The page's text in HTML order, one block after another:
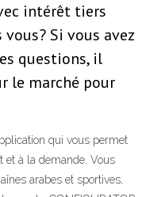
intérêt tiers
Si vous avez
questions, il
le marché pour
qui vous permet
et à la demande. Vous
arabes et sportives,